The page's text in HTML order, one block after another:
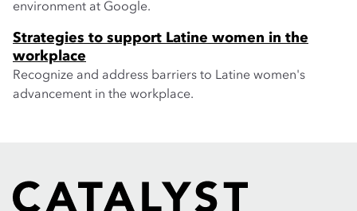
environment at Google.
Strategies to support Latine women in the
workplace
Recognize and address barriers to Latine women's
advancement in the workplace.